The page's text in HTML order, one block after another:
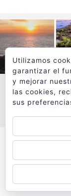
VER MÁS
y
Utilizamos
garantizar el
y mejorar
las cookies,
sus